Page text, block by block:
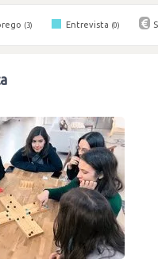
(3) Entrevista (0)